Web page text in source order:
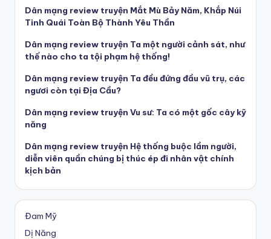
Dân mạng review truyện Mắt Mù Bảy Năm, Khắp Núi
Tinh Quái Toàn Bộ Thành Yêu Thần
Dân mạng review truyện Ta một người cảnh sát, như
thế nào cho ta tội phạm hệ thống!
Dân mạng review truyện Ta đều đứng đầu vũ trụ, các
ngươi còn tại Địa Cầu?
Dân mạng review truyện Vu sư: Ta có một gốc cây kỹ
năng
Dân mạng review truyện Hệ thống buộc lầm người,
diễn viên quần chúng bị thúc ép đi nhân vật chính
kịch bản
Đam Mỹ
Dị Năng